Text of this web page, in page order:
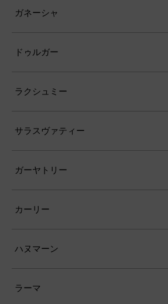
ガネーシャ
ドゥルガー
ラクシュミー
サラスヴァティー
ガーヤトリー
カーリー
ハヌマーン
ラーマ